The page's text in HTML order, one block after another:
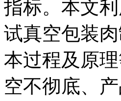
指标。本文
试真空包装
本过程及原
空不彻底、